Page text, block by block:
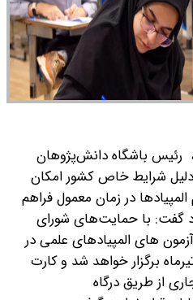
رئیس باشگاه دانش‌پژوهان
دلیل شرایط خاص کشور امکان
در زمان معمول فراهم
گفت: با حمایت‌های شورای
های المپیادهای علمی در
دوم تیرماه برگزار خواهد شد و کارت
از طریق درگاه